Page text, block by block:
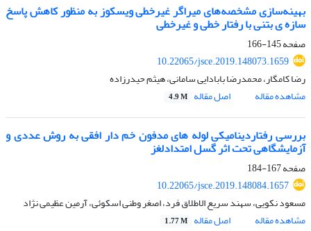
بهینه‌سازی مشخصه‌های میراگر غیرخطی ویسکوز به منظور کاهش پاسخ
سازه ی بتنی با رفتار خطی و غیرخطی
صفحه145-166
10.22065/jsce.2019.148073.1659
رضا کامگار، محمدرضا بابادایی سامانی، هیثم حیدرزاده
مشاهده مقاله
اصل مقاله 4.9 M
بررسی رفتاردینامیکی لوله های مدفون خم دار افقی به روش عددی و
آزمایشگاهی تحت اثر گسل امتدادلغز
صفحه167-184
10.22065/jsce.2019.148084.1657
مسعود نکویی، سهند سریع الاطلاق فرد، اصغر وطنی اسکوئی، آرمین عظیمی نژاد
مشاهده مقاله
اصل مقاله 1.77 M